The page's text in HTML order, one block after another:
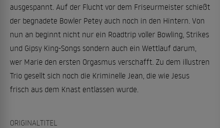
ausgespannt. Auf der Flucht vor dem Friseurmeister schießt
der begnadete Bowler Petey auch noch in den Hintern. Von
nun an beginnt nicht nur ein Roadtrip voller Bowling, Strikes
und Gipsy King-Songs sondern auch ein Wettlauf darum,
wer Marie den ersten Orgasmus verschafft. Zu dem illustren
Trio gesellt sich noch die Kriminelle Jean, die wie Jesus
frisch aus dem Knast entlassen wurde.
ORIGINALTITEL